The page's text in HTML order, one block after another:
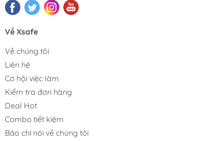
Về Xsafe
Về chúng tôi
Liên hệ
Cơ hội việc làm
Kiểm tra đơn hàng
Deal Hot
Combo tiết kiệm
Báo chí nói về chúng tôi